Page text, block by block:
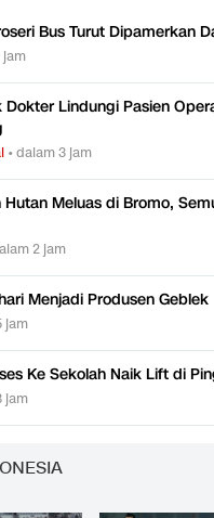
Bus Turut Dipamerkan
jam
Lindungi Pasien
•dalam 3 jam
Meluas di Bromo,
2 jam
Menjadi Produsen Geblek
jam
Ke Sekolah Naik Lift di
jam